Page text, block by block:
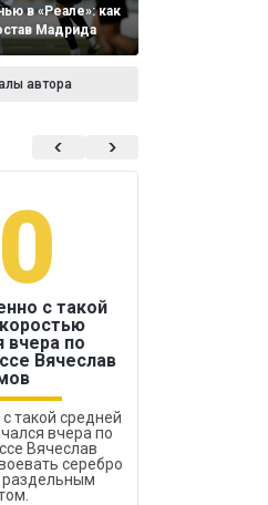
в «Реале»: как
Мадрида
автора
с такой
вчера по
Вячеслав
такой средней
вчера по
Вячеслав
серебро
раздельным